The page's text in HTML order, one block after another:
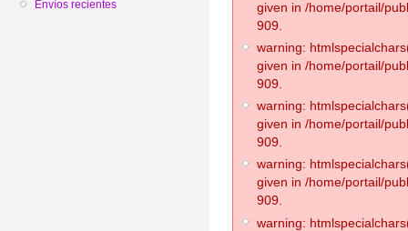
Envíos recientes
given in /home/portail/
909.
warning:
given in /home/portail/
909.
warning:
given in /home/portail/
909.
warning:
given in /home/portail/
909.
warning: